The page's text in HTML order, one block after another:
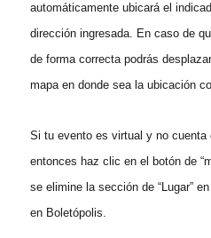
automáticamente ubicará el
dirección ingresada. En caso de
de forma correcta podrás
mapa en donde sea la ubicación
Si tu evento es virtual y no cuenta
entonces haz clic en el botón de
se elimine la sección de “Lugar”
en Boletópolis.